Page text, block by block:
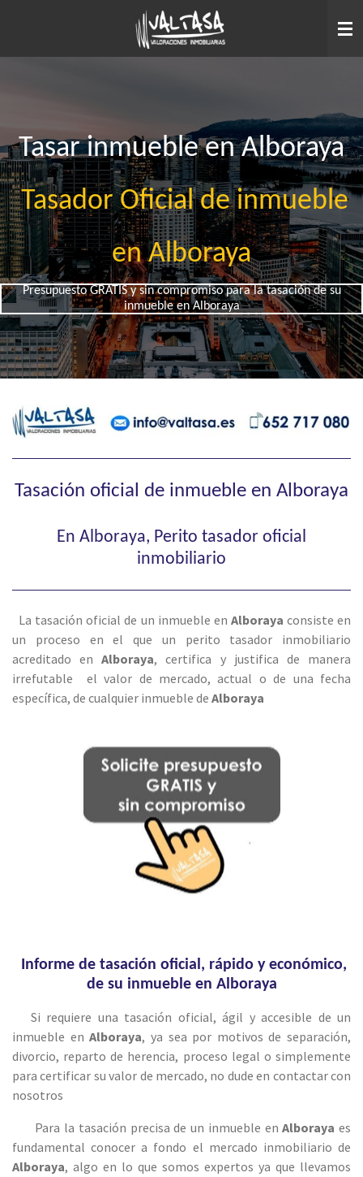
contenido
Tasar inmueble en Alboraya
Tasador Oficial de inmueble
en Alboraya
Presupuesto GRATIS y sin compromiso para la tasación de su
inmueble en Alboraya
Tasación oficial de inmueble en Alboraya
En Alboraya, Perito tasador oficial
inmobiliario
La tasación oficial de un inmueble en Alboraya consiste en
un proceso en el que un perito tasador inmobiliario
acreditado enAlboraya, certifica y justifica de manera
irrefutable el valor de mercado, actual o de una fecha
específica, de cualquier inmueble de Alboraya
Informe de tasación oficial, rápido y económico,
de su inmueble en Alboraya
Si requiere una tasación oficial, ágil y accesible de un
inmueble enAlboraya, ya sea por motivos de separación,
divorcio, reparto de herencia, proceso legal o simplemente
para certificar su valor de mercado, no dude en contactar con
nosotros
Para la tasación precisa de un inmueble enAlborayaes
fundamental conocer a fondo el mercado inmobiliario de
Alboraya, algo en lo que somos expertos ya que llevamos